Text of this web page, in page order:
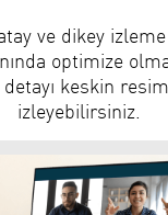
ve dikey izleme
optimize
keskin
izleyebilirsiniz.